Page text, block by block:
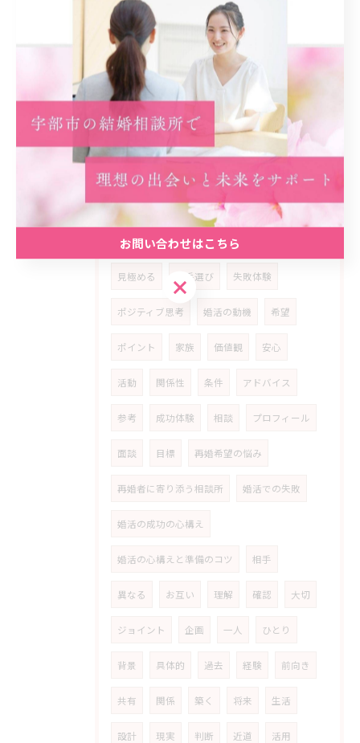
スタイル 家庭
生き方 順位 喜び
スタート 事実 カギ
プラン 予想外 ネガティブ
乗り超える 安定
コミュニティ 実践 計画 振り返り
アピール 学ぶ 考え方
見極める 相手選び 失敗体験
ポジティブ思考 婚活の動機 希望
ポイント 家族 価値観 安心
活動 関係性 条件 アドバイス
参考 成功体験 相談 プロフィール
面談 目標 再婚希望の悩み
再婚者に寄り添う相談所 婚活での失敗
婚活の成功の心構え
婚活の心構えと準備のコツ 相手
異なる お互い 理解 確認 大切
ジョイント 企画 一人 ひとり
背景 具体的 過去 経験 前向き
共有 関係 築く 将来 生活
設計 現実 判断 近道 活用
お問い合わせはこちら
お問い合わせはこちら